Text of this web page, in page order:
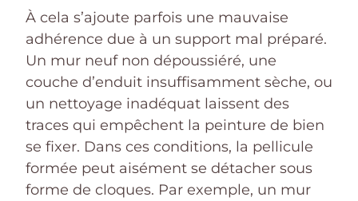
À cela s’ajoute parfois une mauvaise
adhérence due à un support mal préparé.
Un mur neuf non dépoussiéré, une
couche d’enduit insuffisamment sèche, ou
un nettoyage inadéquat laissent des
traces qui empêchent la peinture de bien
se fixer. Dans ces conditions, la pellicule
formée peut aisément se détacher sous
forme de cloques. Par exemple, un mur